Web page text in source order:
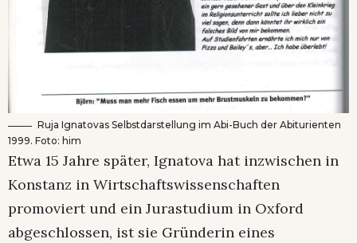
Ruja Ignatovas Selbstdarstellung im Abi-Buch der Abiturienten
1999. Foto: him
Etwa 15 Jahre später, Ignatova hat inzwischen in
Konstanz in Wirtschaftswissenschaften
promoviert und ein Jurastudium in Oxford
abgeschlossen, ist sie Gründerin eines